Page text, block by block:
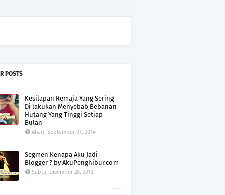
POSTS
Kesilapan Remaja Yang Sering
Di lakukan Menyebab Bebanan
Hutang Yang Tinggi Setiap
Bulan
Ahad, September 07, 2014
Segmen Kenapa Aku Jadi
Blogger ? by AkuPenghibur.com
Sabtu, Disember 28, 2013